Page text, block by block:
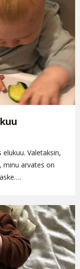
Valetaksin,
minu arvates on